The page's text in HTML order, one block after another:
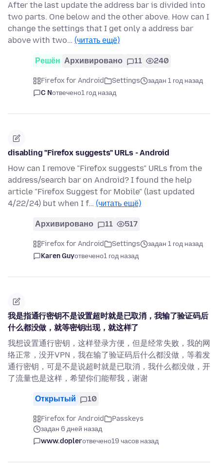
After the last update the address bar is divided into
two parts. One below and the other above. How can I
change the settings that I get only a address bar
above with two… (читать ещё)
Решён Архивировано 11 240
Firefox for Android Settings
задан 1 год назад
C Nотвечено1 год назад
disabling "Firefox suggests" URLs - Android
How can I remove "Firefox suggests" URLs from the
address/search bar on Android? I found the help
article "Firefox Suggest for Mobile" (last updated
4/22/24) but when I f… (читать ещё)
Архивировано 11 517
Firefox for Android Settings
задан 1 год назад
Karen Guyотвечено1 год назад
我是指通行密钥不是设置超时就是已取消，我输了验证码后
什么都没做，就等密钥出现，就这样了
我想设置通行密钥，这样登录方便，但是经常失败，我的网
络正常，没开VPN，我在输了验证码后什么都没做，等着发
通行密钥，可是不是说超时就是已取消，我什么都没做，开
了流量也是这样，希望你们能帮我，谢谢
Открытый 10
Firefox for Android
Passkeys
задан 6 дней назад
www.doplerотвечено19 часов назад